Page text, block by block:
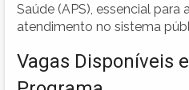
Saúde (APS), essencial para
atendimento no sistema
Vagas Disponíveis